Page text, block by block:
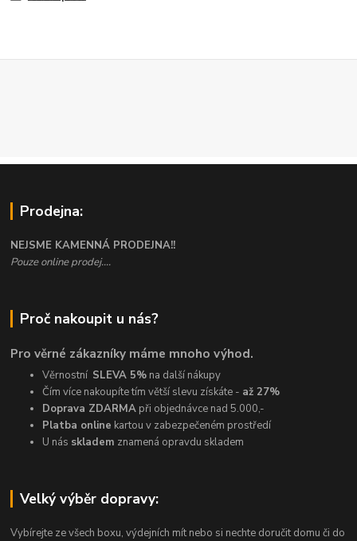
Prodejna:
NEJSME KAMENNÁ PRODEJNA!!
Pouze online prodej....
Proč nakoupit u nás?
Pro věrné zákazníky máme mnoho výhod.
Věrnostní SLEVA 5% na další nákupy
Čím více nakoupíte tím větší slevu získáte - až 27%
Doprava ZDARMA při objednávce nad 5.000,-
Platba online kartou v zabezpečeném prostředí
U nás skladem znamená opravdu skladem
Velký výběr dopravy:
Vybírejte ze všech boxu, výdejních mít nebo si nechte doručit domu či do